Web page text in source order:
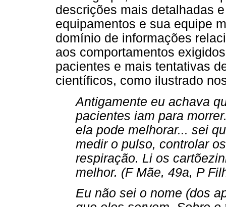
descrições mais detalhadas
equipamentos e sua equipe
domínio de informações
aos comportamentos
pacientes e mais tentativas
científicos, como ilustrado
Antigamente eu achava
pacientes iam para
ela pode melhorar... sei
medir o pulso, controlar
respiração. Li os
melhor. (F Mãe, 49a, P
Eu não sei o nome (dos